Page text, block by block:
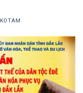
KOTAM